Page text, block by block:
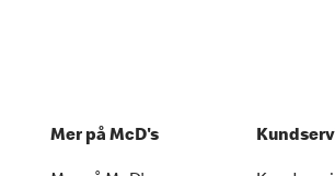
Mer på McD's